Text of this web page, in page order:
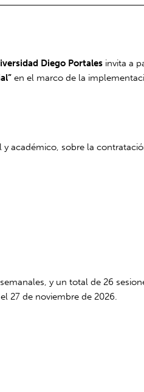
Diego Portales invita a
en el marco de la
académico, sobre la
y un total de 26
27 de noviembre de 2026.